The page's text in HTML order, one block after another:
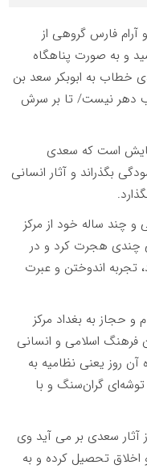
فارس گروهی از
و به صورت پناهگاه
خطاب به ابوبکر سعد بن
دهر نیست/ تا بر سرش
است که سعدی
بگذراند و آثار انسانی
چند ساله خود از مرکز
چندی هجرت کرد و در
تجربه اندوختن و عبرت
حجاز به بغداد مرکز
اسلامی و انسانی
آن روز یعنی نظامیه به
گران‌سنگ و با
آثار سعدی بر می آید وی
اخلاق تحصیل کرده و به